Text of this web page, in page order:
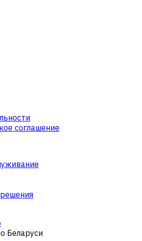
соглашение
Беларуси